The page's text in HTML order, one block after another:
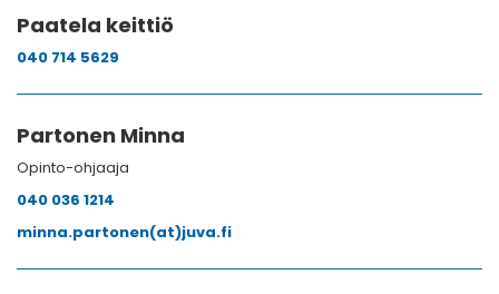
Paatela keittiö
040 714 5629
Partonen Minna
Opinto-ohjaaja
040 036 1214
minna.partonen(at)juva.fi